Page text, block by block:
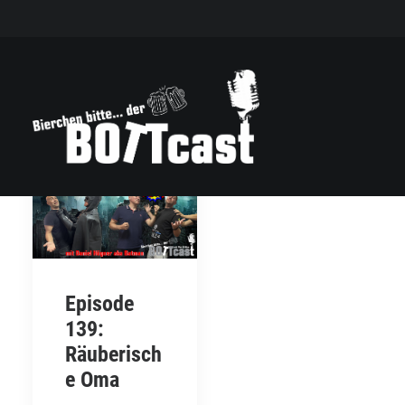
Episode
139:
Räuberisch
e Oma